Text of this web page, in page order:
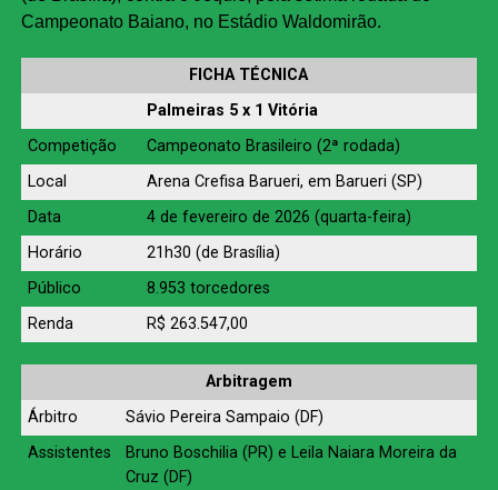
Campeonato Baiano, no Estádio Waldomirão.
FICHA TÉCNICA
Palmeiras 5 x 1 Vitória
Competição
Campeonato Brasileiro (2ª rodada)
Local
Arena Crefisa Barueri, em Barueri (SP)
Data
4 de fevereiro de 2026 (quarta-feira)
Horário
21h30 (de Brasília)
Público
8.953 torcedores
Renda
R$ 263.547,00
Arbitragem
Árbitro
Sávio Pereira Sampaio (DF)
Assistentes
Bruno Boschilia (PR) e Leila Naiara Moreira da
Cruz (DF)